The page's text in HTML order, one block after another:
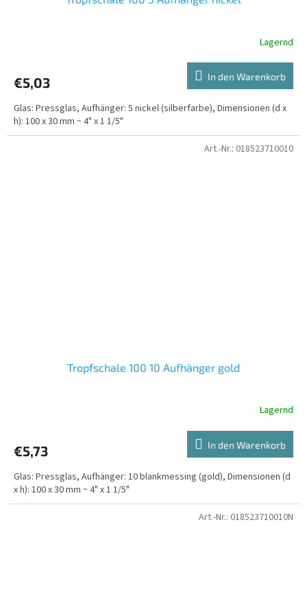
Lagernd
€5,03 In den Warenkorb
Glas: Pressglas, Aufhänger: 5 nickel (silberfarbe), Dimensionen (d x
h): 100 x 30 mm ~ 4" x 1 1/5"
Tropfschale 100 10 Aufhänger gold
Lagernd
€5,73 In den Warenkorb
Glas: Pressglas, Aufhänger: 10 blankmessing (gold), Dimensionen (d
x h): 100 x 30 mm ~ 4" x 1 1/5"
Art.-Nr.: 018523710010
Art.-Nr.: 018523710010N